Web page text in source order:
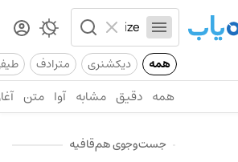
همه دیکشنری مترادف
همه دقیق مشابه آوا متن
جست‌وجوی هم‌قافیه